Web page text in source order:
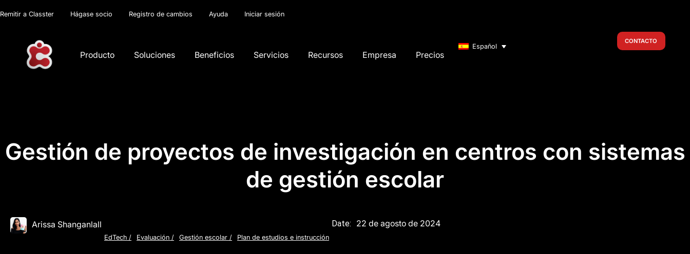
Remitir a Classter Hágase socio Registro de cambios Ayuda Iniciar sesión
Producto Soluciones Beneficios Servicios Recursos Empresa Precios
Español
CONTACTO
Gestión de proyectos de investigación en centros con sistemas
de gestión escolar
Arissa Shanganlall
EdTech / Evaluación / Gestión escolar / Plan de estudios e instrucción
Date: 22 de agosto de 2024